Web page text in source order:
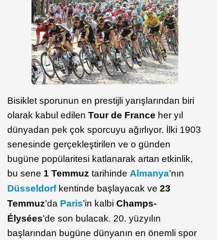
Bisiklet sporunun en prestijli yarışlarından biri
olarak kabul edilen Tour de France her yıl
dünyadan pek çok sporcuyu ağırlıyor. İlki 1903
senesinde gerçekleştirilen ve o günden
bugüne popülaritesi katlanarak artan etkinlik,
bu sene 1 Temmuz tarihinde Almanya’nın
Düsseldorfkentinde başlayacak ve 23
Temmuz’da Paris’in kalbi Champs-
Élysées’de son bulacak. 20. yüzyılın
başlarından bugüne dünyanın en önemli spor